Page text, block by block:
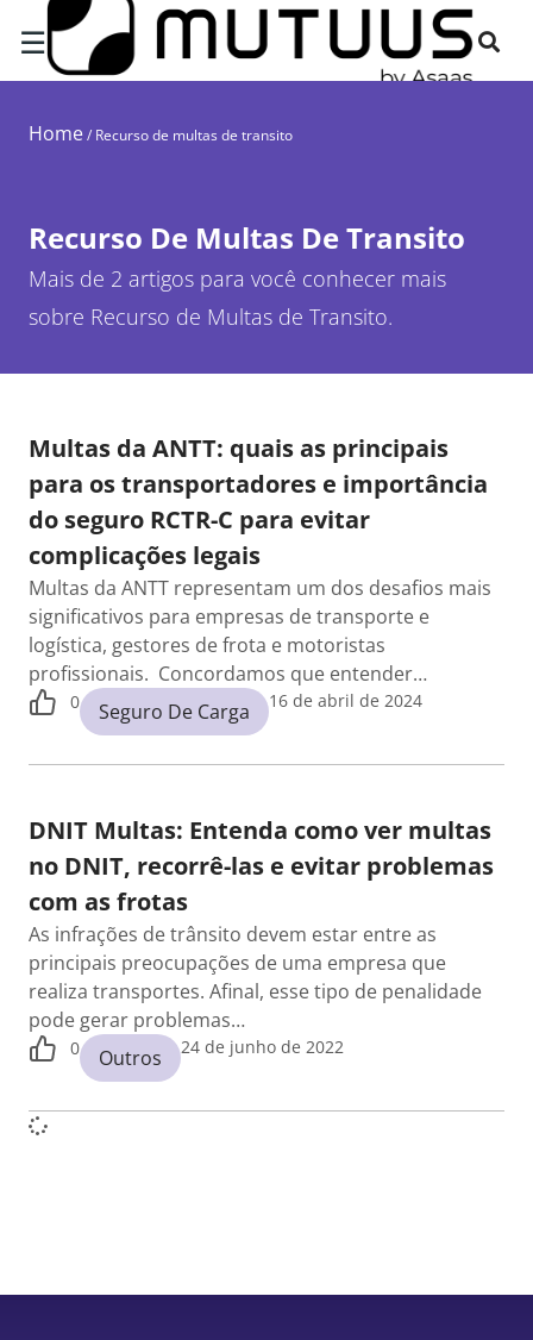
☰
Home/ Recurso de multas de transito
Recurso De Multas De Transito
Mais de 2 artigos para você conhecer mais
sobre Recurso de Multas de Transito.
Multas da ANTT: quais as principais
para os transportadores e importância
do seguro RCTR-C para evitar
complicações legais
Multas da ANTT representam um dos desafios mais
significativos para empresas de transporte e
logística, gestores de frota e motoristas
profissionais. Concordamos que entender…
0 Seguro De Carga 16 de abril de 2024
DNIT Multas: Entenda como ver multas
no DNIT, recorrê-las e evitar problemas
com as frotas
As infrações de trânsito devem estar entre as
principais preocupações de uma empresa que
realiza transportes. Afinal, esse tipo de penalidade
pode gerar problemas…
0 Outros 24 de junho de 2022